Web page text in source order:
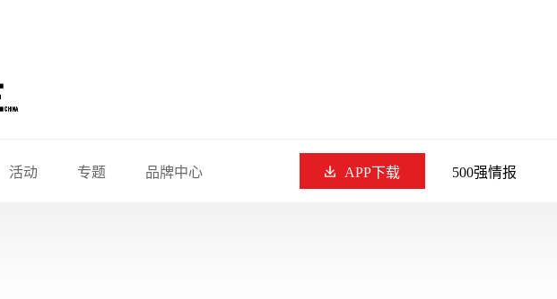
活动 专题 品牌中心 APP下载 500强情报